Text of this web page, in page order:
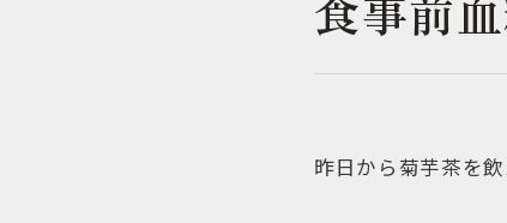
昨日から菊芋茶を